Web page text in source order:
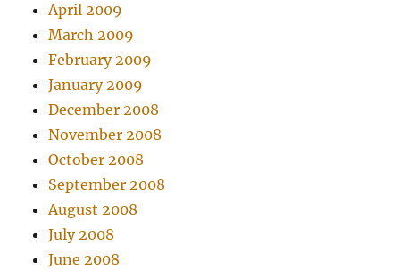
April 2009
March 2009
February 2009
January 2009
December 2008
November 2008
October 2008
September 2008
August 2008
July 2008
June 2008